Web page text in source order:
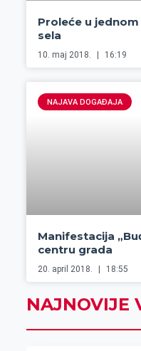
Proleće u
sela
10. maj 2018. 16:19
NAJAVA DOGAĐAJA
Manifestacija
centru grada
20. april 2018. 18:55
NAJNOVIJE